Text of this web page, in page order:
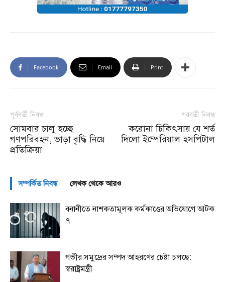
Facebook Email Print
পূর্ববর্তী নিবন্ধ
সোমবার চালু হচ্ছে
গণপরিবহন, ভাড়া বৃদ্ধি নিয়ে
প্রতিক্রিয়া
পরবর্তী নিবন্ধ
করোনা চিকিৎসায় যে শর্ত
দিলো ইম্পেরিয়াল হসপিটাল
সম্পর্কিত নিবন্ধ লেখক থেকে আরও
বনানীতে নাশকতামূলক কর্মকাণ্ডের অভিযোগে আটক
৭
গভীর সমুদ্রের সম্পদ আহরণের চেষ্টা চলছে:
স্বরাষ্ট্রমন্ত্রী